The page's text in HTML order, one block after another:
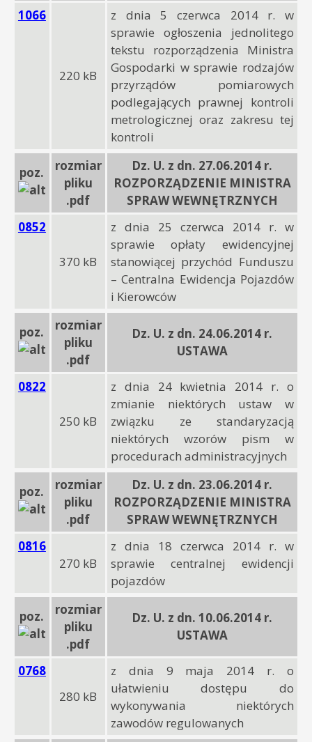
1066
220 kB
z dnia 5 czerwca 2014 r. w
sprawie ogłoszenia jednolitego
tekstu rozporządzenia Ministra
Gospodarki w sprawie rodzajów
przyrządów pomiarowych
podlegających prawnej kontroli
metrologicznej oraz zakresu tej
kontroli
poz.
rozmiar
pliku
.pdf
Dz. U. z dn. 27.06.2014 r.
ROZPORZĄDZENIE MINISTRA
SPRAW WEWNĘTRZNYCH
0852
370 kB
z dnia 25 czerwca 2014 r. w
sprawie opłaty ewidencyjnej
stanowiącej przychód Funduszu
– Centralna Ewidencja Pojazdów
i Kierowców
poz.
rozmiar
pliku
.pdf
Dz. U. z dn. 24.06.2014 r.
USTAWA
0822
250 kB
z dnia 24 kwietnia 2014 r. o
zmianie niektórych ustaw w
związku ze standaryzacją
niektórych wzorów pism w
procedurach administracyjnych
poz.
rozmiar
pliku
.pdf
Dz. U. z dn. 23.06.2014 r.
ROZPORZĄDZENIE MINISTRA
SPRAW WEWNĘTRZNYCH
0816
270 kB
z dnia 18 czerwca 2014 r. w
sprawie centralnej ewidencji
pojazdów
poz.
rozmiar
pliku
.pdf
Dz. U. z dn. 10.06.2014 r.
USTAWA
0768
280 kB
z dnia 9 maja 2014 r. o
ułatwieniu dostępu do
wykonywania niektórych
zawodów regulowanych